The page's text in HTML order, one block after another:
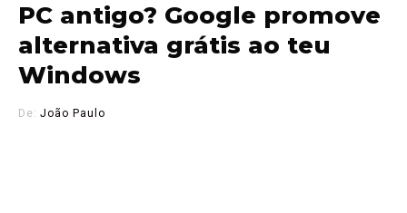
PC antigo? Google promove
alternativa grátis ao teu
Windows
De: João Paulo